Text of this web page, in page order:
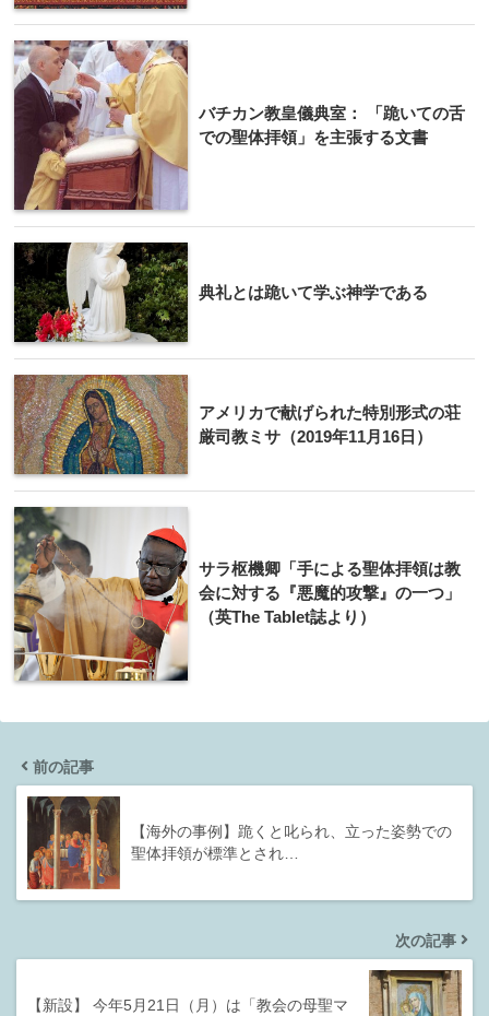
バチカン教皇儀典室： 「跪いての舌
での聖体拝領」を主張する文書
典礼とは跪いて学ぶ神学である
アメリカで献げられた特別形式の荘
厳司教ミサ（2019年11月16日）
サラ枢機卿「手による聖体拝領は教
会に対する『悪魔的攻撃』の一つ」
（英The Tablet誌より）
前の記事
【海外の事例】跪くと叱られ、立った姿勢での
聖体拝領が標準とされ…
次の記事
【新設】 今年5月21日（月）は「教会の母聖マ